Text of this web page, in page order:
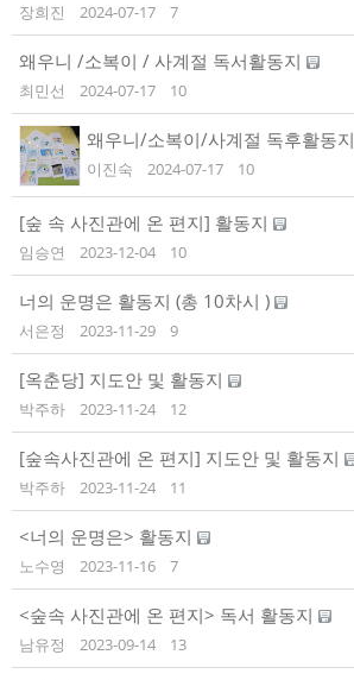
장희진 2024-07-17 7
왜우니 /소복이 / 사계절 독서활동지
최민선 2024-07-17 10
왜우니/소복이/사계절 독후활동지
이진숙 2024-07-17 10
[숲 속 사진관에 온 편지] 활동지
임승연 2023-12-04 10
너의 운명은 활동지 (총 10차시 )
서은정 2023-11-29 9
[옥춘당] 지도안 및 활동지
박주하 2023-11-24 12
[숲속사진관에 온 편지] 지도안 및 활동지
박주하 2023-11-24 11
<너의 운명은> 활동지
노수영 2023-11-16 7
<숲속 사진관에 온 편지> 독서 활동지
남유정 2023-09-14 13